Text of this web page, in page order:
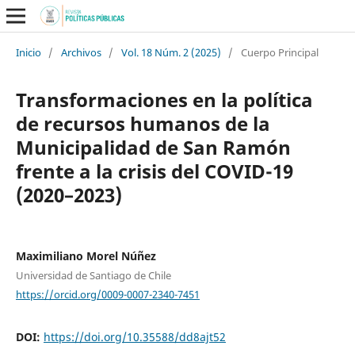
Inicio / Archivos / Vol. 18 Núm. 2 (2025) / Cuerpo Principal
Transformaciones en la política
de recursos humanos de la
Municipalidad de San Ramón
frente a la crisis del COVID-19
(2020–2023)
Maximiliano Morel Núñez
Universidad de Santiago de Chile
https://orcid.org/0009-0007-2340-7451
DOI: https://doi.org/10.35588/dd8ajt52